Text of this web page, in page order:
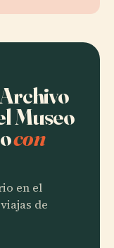
Museo
con
en el
de